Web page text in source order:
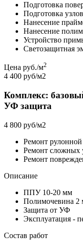
Подготовка
Подготовка узлов
Нанесение
Нанесение
Устройство
Светозащитная
Цена руб./м2
4 400 руб/м2
Комплекс:
УФ защита
4 800 руб/м2
Ремонт
Ремонт сложных
Ремонт
Описание
ППУ 10-20 мм
Полимочевина 2
Защита от УФ
Эксплуатация -
Состав работ